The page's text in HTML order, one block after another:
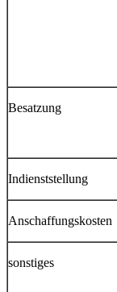
Besatzung
Indienststellung
Anschaffungskosten
sonstiges